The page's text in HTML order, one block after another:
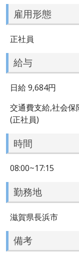
雇用形態
正社員
給与
日給 9,684円
交通費支給,社会
(正社員)
時間
08:00~17:15
勤務地
滋賀県長浜市
備考